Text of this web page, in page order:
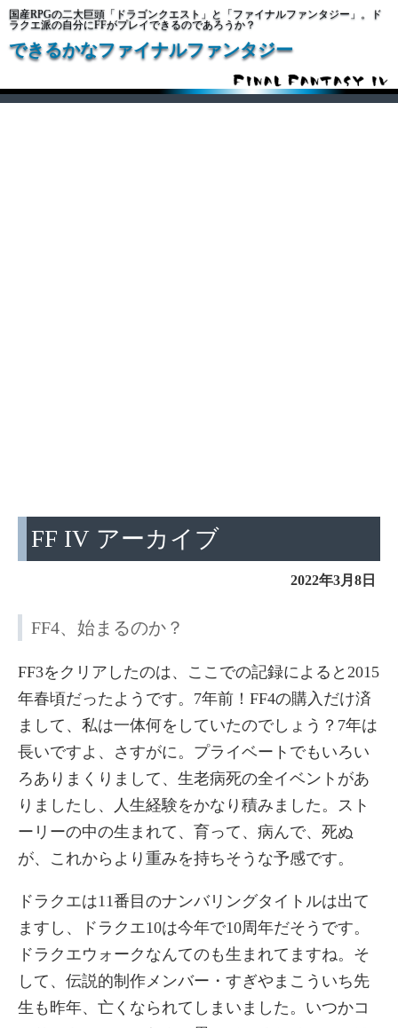
国産RPGの二大巨頭「ドラゴンクエスト」と「ファイナルファンタジー」。ド
ラクエ派の自分にFFがプレイできるのであろうか？
できるかなファイナルファンタジー
FF IV アーカイブ
2022年3月8日
FF4、始まるのか？
FF3をクリアしたのは、ここでの記録によると2015
年春頃だったようです。7年前！FF4の購入だけ済
まして、私は一体何をしていたのでしょう？7年は
長いですよ、さすがに。プライベートでもいろい
ろありまくりまして、生老病死の全イベントがあ
りましたし、人生経験をかなり積みました。スト
ーリーの中の生まれて、育って、病んで、死ぬ
が、これからより重みを持ちそうな予感です。
ドラクエは11番目のナンバリングタイトルは出て
ますし、ドラクエ10は今年で10周年だそうです。
ドラクエウォークなんてのも生まれてますね。そ
して、伝説的制作メンバー・すぎやまこういち先
生も昨年、亡くなられてしまいました。いつかコ